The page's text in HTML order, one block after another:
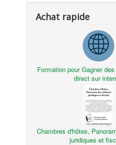
Achat rapide
Formation pour Gagner
direct sur
Chambres d'hôtes,
juridiques et